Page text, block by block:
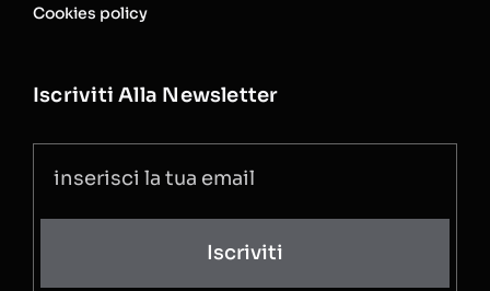
Cookies policy
Iscriviti Alla Newsletter
Iscriviti